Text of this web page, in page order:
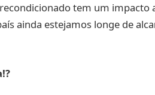
tem um
ainda estejamos longe de
!?